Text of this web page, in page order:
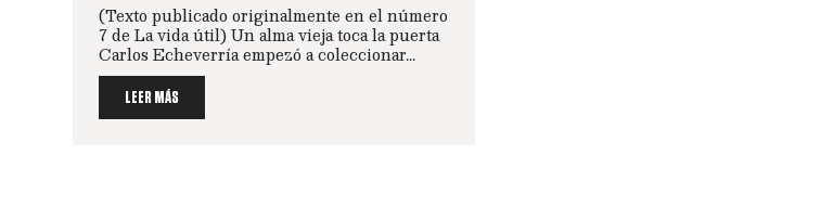
(Texto publicado originalmente en el número
7 de La vida útil) Un alma vieja toca la puerta
Carlos Echeverría empezó a coleccionar...
LEER MÁS